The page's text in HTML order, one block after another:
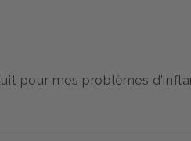
pour mes problèmes